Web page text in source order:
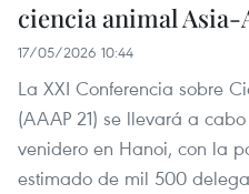
ciencia animal
17/05/2026 10:44
La XXI Conferencia sobre
(AAAP 21) se llevará a
venidero en Hanoi, con la
estimado de mil 500